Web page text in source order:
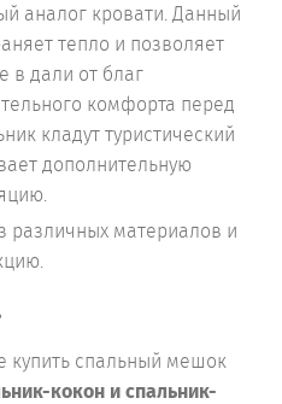
аналог кровати. Данный
тепло и позволяет
в дали от благ
комфорта перед
кладут туристический
дополнительную
различных материалов и
спальный мешок
кокон и спальник-